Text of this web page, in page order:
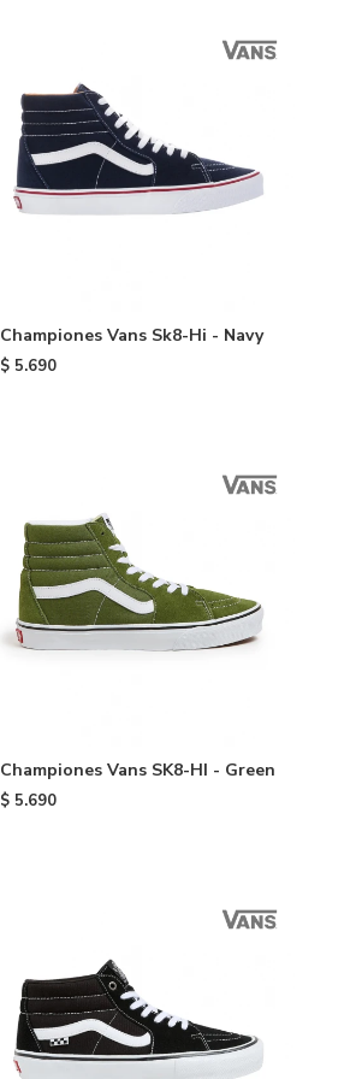
Championes Vans Sk8-Hi - Navy
$ 5.690
Championes Vans SK8-HI - Green
$ 5.690